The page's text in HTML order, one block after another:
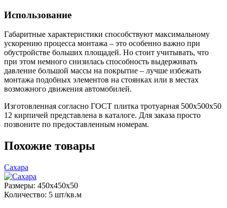
Использование
Габаритные характеристики способствуют максимальному
ускорению процесса монтажа – это особенно важно при
обустройстве больших площадей. Но стоит учитывать, что
при этом немного снизилась способность выдерживать
давление большой массы на покрытие – лучше избежать
монтажа подобных элементов на стоянках или в местах
возможного движения автомобилей.
Изготовленная согласно ГОСТ плитка тротуарная 500х500х50
12 кирпичей представлена в каталоге. Для заказа просто
позвоните по предоставленным номерам.
Похожие товары
Сахара
Размеры: 450x450x50
Количество: 5 шт/кв.м